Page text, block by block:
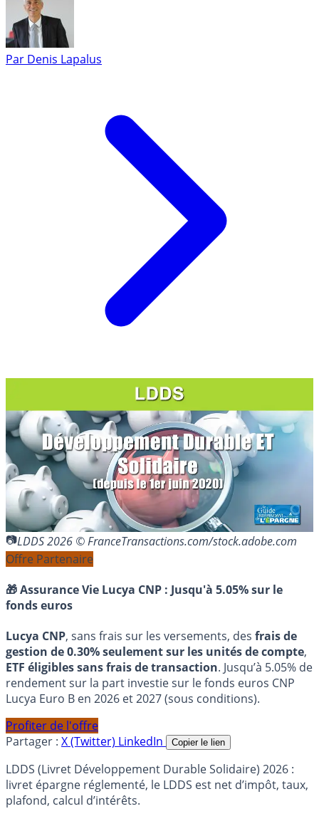
Par Denis Lapalus
LDDS 2026 © FranceTransactions.com/stock.adobe.com
Offre Partenaire
🎁 Assurance Vie Lucya CNP : Jusqu'à 5.05% sur le
fonds euros
Lucya CNP, sans frais sur les versements, des frais de
gestion de 0.30% seulement sur les unités de compte,
ETF éligibles sans frais de transaction. Jusqu’à 5.05% de
rendement sur la part investie sur le fonds euros CNP
Lucya Euro B en 2026 et 2027 (sous conditions).
Profiter de l'offre
Partager : X (Twitter) LinkedIn Copier le lien
LDDS (Livret Développement Durable Solidaire) 2026 :
livret épargne réglementé, le LDDS est net d’impôt, taux,
plafond, calcul d’intérêts.